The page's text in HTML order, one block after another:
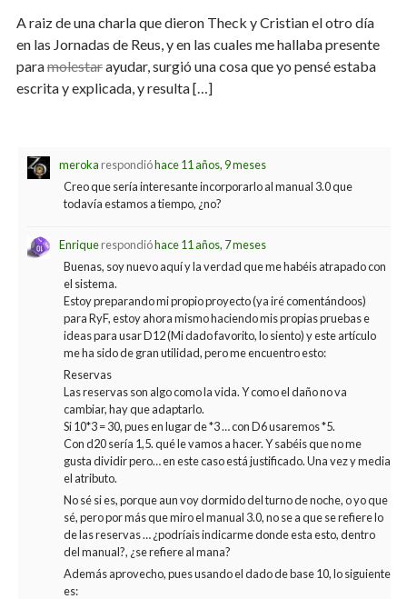
A raiz de una charla que dieron Theck y Cristian el otro día
en las Jornadas de Reus, y en las cuales me hallaba presente
paramolestarayudar, surgió una cosa que yo pensé estaba
escrita y explicada, y resulta […]
meroka respondióhace 11 años, 9 meses
Creo que sería interesante incorporarlo al manual 3.0 que
todavía estamos a tiempo, ¿no?
Enriquerespondióhace 11 años, 7 meses
Buenas, soy nuevo aquí y la verdad que me habéis atrapado con
el sistema.
Estoy preparando mi propio proyecto (ya iré comentándoos)
para RyF, estoy ahora mismo haciendo mis propias pruebas e
ideas para usar D12 (Mi dado favorito, lo siento) y este artículo
me ha sido de gran utilidad, pero me encuentro esto:
Reservas
Las reservas son algo como la vida. Y como el daño no va
cambiar, hay que adaptarlo.
Si 10*3 = 30, pues en lugar de *3 … con D6 usaremos *5.
Con d20 sería 1,5. qué le vamos a hacer. Y sabéis que no me
gusta dividir pero… en este caso está justificado. Una vez y media
el atributo.
No sé si es, porque aun voy dormido del turno de noche, o yo que
sé, pero por más que miro el manual 3.0, no se a que se refiere lo
de las reservas … ¿podríais indicarme donde esta esto, dentro
del manual?, ¿se refiere al mana?
Además aprovecho, pues usando el dado de base 10, lo siguiente
es: